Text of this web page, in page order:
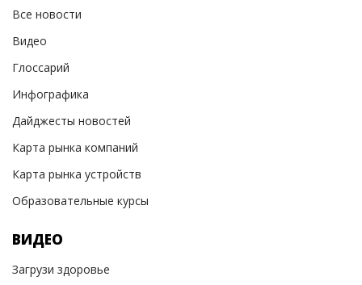
Все новости
Видео
Глоссарий
Инфографика
Дайджесты новостей
Карта рынка компаний
Карта рынка устройств
Образовательные курсы
ВИДЕО
Загрузи здоровье